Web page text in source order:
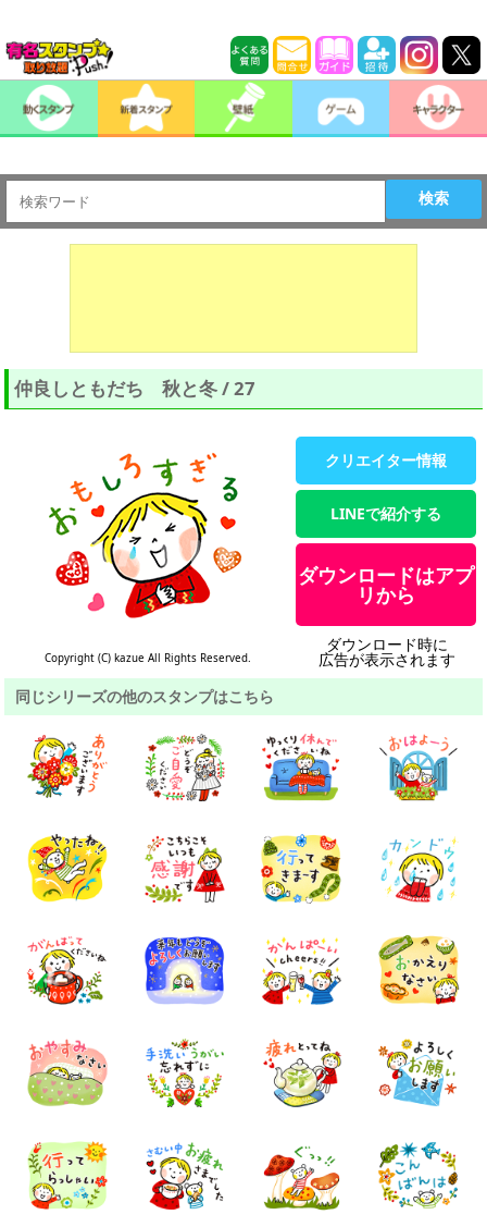
検索
仲良しともだち 秋と冬 / 27
Copyright (C) kazue All Rights Reserved.
クリエイター情報
LINEで紹介する
ダウンロードはアプ
リから
ダウンロード時に
広告が表示されます
同じシリーズの他のスタンプはこちら